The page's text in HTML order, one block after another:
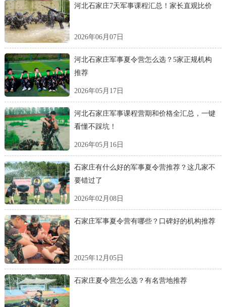
河北石家庄7天军事课程汇总！家长直观比价
2026年06月07日
河北石家庄军事夏令营怎么选？5家正规机构
推荐
2026年05月17日
河北石家庄军事课程营期和价格全汇总，一键
看懂不踩坑！
2026年05月16日
石家庄有什么好的军事夏令营推荐？这几家不
要错过了
2026年02月08日
石家庄军事夏令营有哪些？口碑好的机构推荐
2025年12月05日
石家庄夏令营怎么选？有名营地推荐